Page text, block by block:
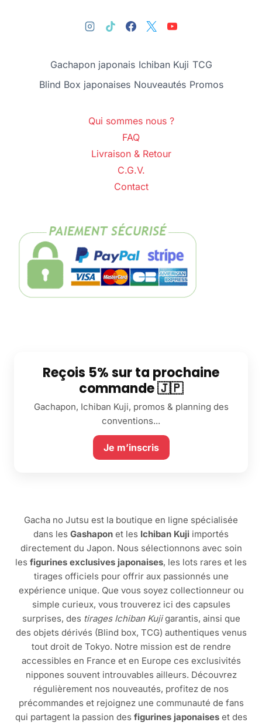
Gachapon japonais Ichiban Kuji TCG
Blind Box japonaises Nouveautés Promos
Qui sommes nous ?
FAQ
Livraison & Retour
C.G.V.
Contact
Reçois 5% sur ta prochaine
commande 🇯🇵
Gachapon, Ichiban Kuji, promos & planning des
conventions...
Je m’inscris
Gacha no Jutsu est la boutique en ligne spécialisée
dans les Gashapon et les Ichiban Kuji importés
directement du Japon. Nous sélectionnons avec soin
les figurines exclusives japonaises, les lots rares et les
tirages officiels pour offrir aux passionnés une
expérience unique. Que vous soyez collectionneur ou
simple curieux, vous trouverez ici des capsules
surprises, des tirages Ichiban Kujigarantis, ainsi que
des objets dérivés (Blind box, TCG) authentiques venus
tout droit de Tokyo. Notre mission est de rendre
accessibles en France et en Europe ces exclusivités
nippones souvent introuvables ailleurs. Découvrez
régulièrement nos nouveautés, profitez de nos
précommandes et rejoignez une communauté de fans
qui partagent la passion des figurines japonaiseset des